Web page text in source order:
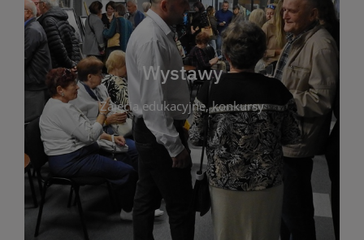
Wystawy
Zajęcia edukacyjne, konkursy
Wystawy
Biblioteka organizuje prezentujące zarówno
sztukę lokalnych twórców, jak i zbiory tematyczne.
W tej sekcji znajdziesz informacje o aktualnych
ekspozycjach oraz archiwum wystaw z
poprzednich lat. Prezentowane prace obejmują
malarstwo, fotografię, rękodzieło i inne formy
artystyczne. Każda wystawa to wyjątkowa okazja
do kontaktu z kulturą i sztuką w przestrzeni
biblioteki. Serdecznie zapraszamy wszystkich